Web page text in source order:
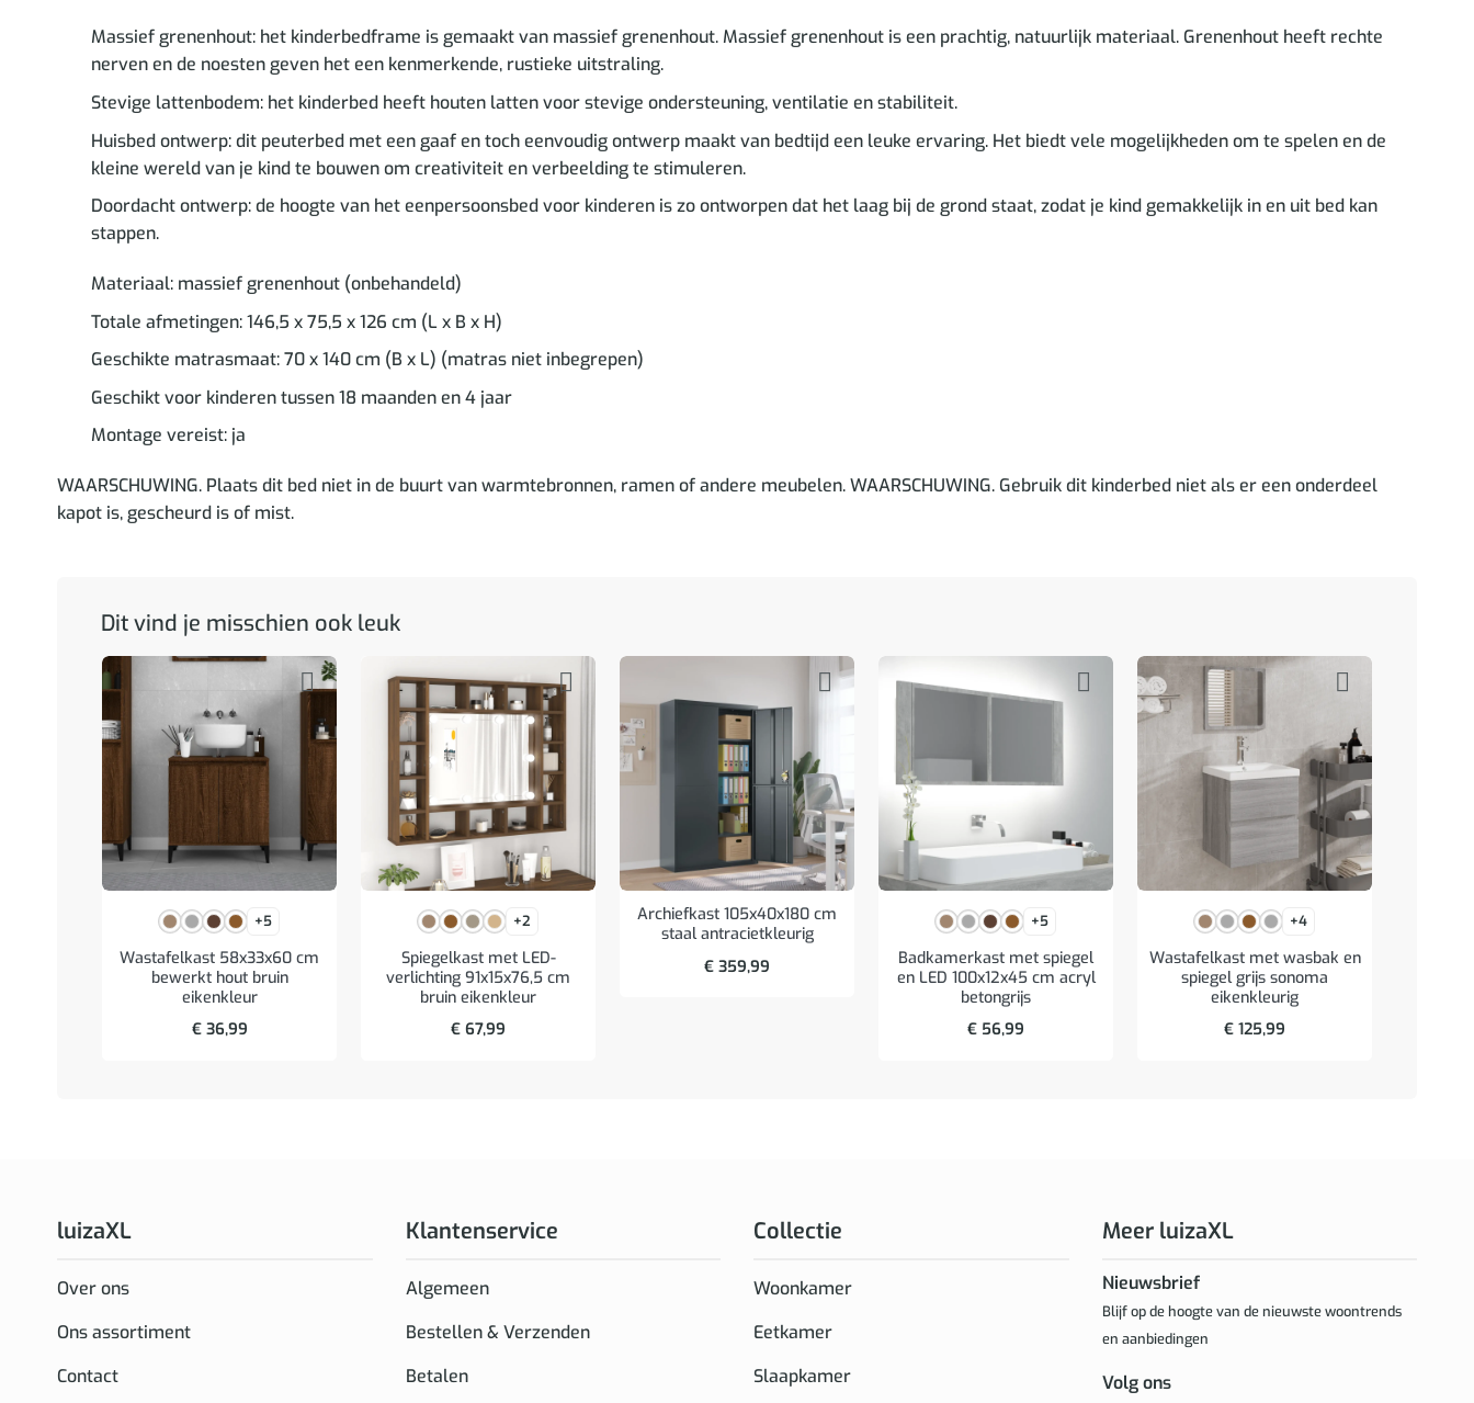
Massief grenenhout: het kinderbedframe is gemaakt van massief grenenhout. Massief grenenhout is een prachtig, natuurlijk materiaal. Grenenhout heeft rechte
nerven en de noesten geven het een kenmerkende, rustieke uitstraling.
Stevige lattenbodem: het kinderbed heeft houten latten voor stevige ondersteuning, ventilatie en stabiliteit.
Huisbed ontwerp: dit peuterbed met een gaaf en toch eenvoudig ontwerp maakt van bedtijd een leuke ervaring. Het biedt vele mogelijkheden om te spelen en de
kleine wereld van je kind te bouwen om creativiteit en verbeelding te stimuleren.
Doordacht ontwerp: de hoogte van het eenpersoonsbed voor kinderen is zo ontworpen dat het laag bij de grond staat, zodat je kind gemakkelijk in en uit bed kan
stappen.
Materiaal: massief grenenhout (onbehandeld)
Totale afmetingen: 146,5 x 75,5 x 126 cm (L x B x H)
Geschikte matrasmaat: 70 x 140 cm (B x L) (matras niet inbegrepen)
Geschikt voor kinderen tussen 18 maanden en 4 jaar
Montage vereist: ja
WAARSCHUWING. Plaats dit bed niet in de buurt van warmtebronnen, ramen of andere meubelen. WAARSCHUWING. Gebruik dit kinderbed niet als er een onderdeel
kapot is, gescheurd is of mist.
Dit vind je misschien ook leuk
+5
Wastafelkast 58x33x60 cm
bewerkt hout bruin
eikenkleur
€36,99
+2
Spiegelkast met LED-
verlichting 91x15x76,5 cm
bruin eikenkleur
€ 67,99
Archiefkast 105x40x180 cm
staal antracietkleurig
€ 359,99
+5
Badkamerkast met spiegel
en LED 100x12x45 cm acryl
betongrijs
€ 56,99
+4
Wastafelkast met wasbak en
spiegel grijs sonoma
eikenkleurig
€ 125,99
luizaXL
Over ons
Ons assortiment
Contact
Klantenservice
Algemeen
Bestellen & Verzenden
Betalen
Collectie
Woonkamer
Eetkamer
Slaapkamer
Meer luizaXL
Nieuwsbrief
Blijf op de hoogte van de nieuwste woontrends
en aanbiedingen
Volg ons